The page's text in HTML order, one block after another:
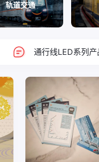
轨道交通
通行线LED系列产